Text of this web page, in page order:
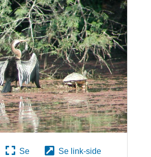
Se
Se link-side